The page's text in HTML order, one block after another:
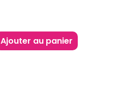
Ajouter au panier